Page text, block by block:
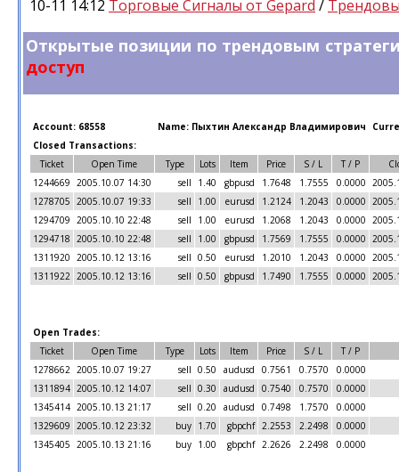
10-11 14:12 Торговые Сигналы от Gepard /
Открытые позиции по
доступ
Account: 68558 Name: Пыхтин Александр Владимирович
Closed Transactions:
Ticket
Open Time Type Lots Item Price S / L T / P
1244669 2005.10.07 14:30 sell 1.40 gbpusd 1.7648 1.7555 0.0000
1278705 2005.10.07 19:33 sell 1.00 eurusd 1.2124 1.2043 0.0000
1294709 2005.10.10 22:48 sell 1.00 eurusd 1.2068 1.2043 0.0000
1294718 2005.10.10 22:48 sell 1.00 gbpusd 1.7569 1.7555 0.0000
1311920 2005.10.12 13:16 sell 0.50 eurusd 1.2010 1.2043 0.0000
1311922 2005.10.12 13:16 sell 0.50 gbpusd 1.7490 1.7555 0.0000
Open Trades:
Ticket
Open Time Type Lots Item Price S / L
T / P
1278662 2005.10.07 19:27 sell 0.50 audusd 0.7561 0.7570
0.0000
1311894 2005.10.12 14:07 sell 0.30 audusd 0.7540 0.7570
0.0000
1345414 2005.10.13 21:17 sell 0.20 audusd 0.7498 1.7570
0.0000
1329609 2005.10.12 23:32 buy 1.70 gbpchf 2.2553 2.2498
0.0000
1345405 2005.10.13 21:16 buy 1.00 gbpchf 2.2626 2.2498 0.0000